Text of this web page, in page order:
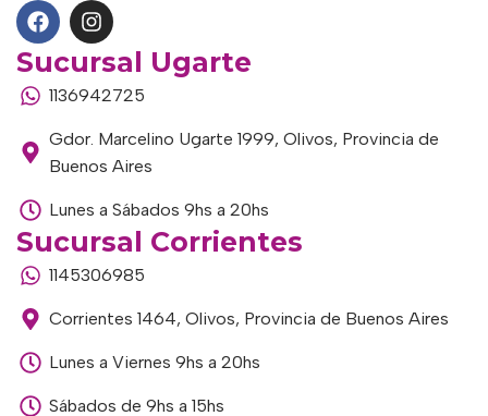
Sucursal Ugarte
1136942725
Gdor. Marcelino Ugarte 1999, Olivos, Provincia de
Buenos Aires
Lunes a Sábados 9hs a 20hs
Sucursal Corrientes
1145306985
Corrientes 1464, Olivos, Provincia de Buenos Aires
Lunes a Viernes 9hs a 20hs
Sábados de 9hs a 15hs